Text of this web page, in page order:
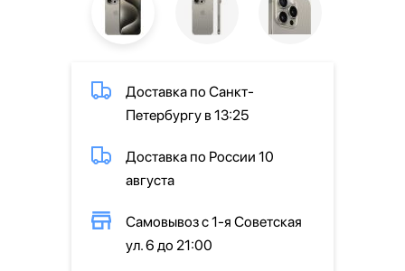
Доставка по Санкт-
Петербургу в 13:25
Доставка по России 10
августа
Самовывоз с 1-я Советская
ул. 6 до 21:00